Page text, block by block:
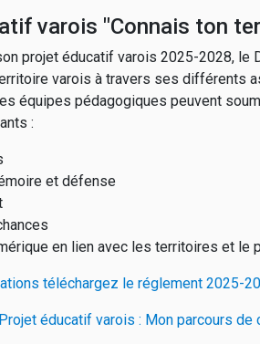
varois "Connais ton
projet éducatif varois 2025-2028, le
varois à travers ses différents
équipes pédagogiques peuvent
:
et défense
en lien avec les territoires et le
téléchargez le réglement 2025-
éducatif varois : Mon parcours de